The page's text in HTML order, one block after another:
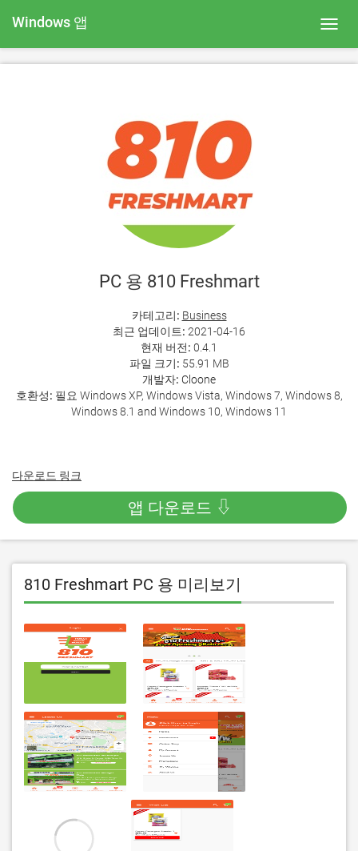
Windows 앱
PC 용 810 Freshmart
카테고리: Business
최근 업데이트: 2021-04-16
현재 버전: 0.4.1
파일 크기: 55.91 MB
개발자: Cloone
호환성: 필요 Windows XP, Windows Vista, Windows 7, Windows 8,
Windows 8.1 and Windows 10, Windows 11
다운로드 링크
앱 다운로드 ⇩
810 Freshmart PC 용 미리보기